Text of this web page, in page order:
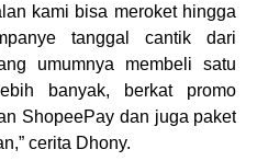
kami bisa meroket hingga
tanggal cantik dari
umumnya membeli satu
banyak, berkat promo
ShopeePay dan juga paket
cerita Dhony.